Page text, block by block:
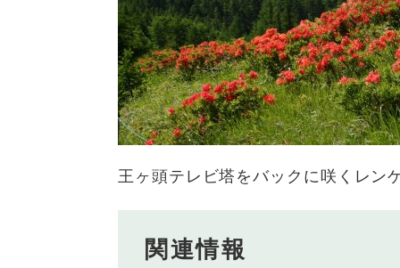
王ヶ頭テレビ塔をバックに咲くレン
関連情報